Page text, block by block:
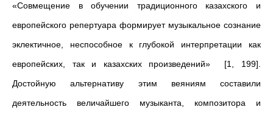
«Совмещение в обучении традиционного казахского и
европейского репертуара формирует музыкальное сознание
эклектичное, неспособное к глубокой интерпретации как
европейских, так и казахских произведений» [1, 199].
Достойную альтернативу этим веяниям составили
деятельность величайшего музыканта, композитора и